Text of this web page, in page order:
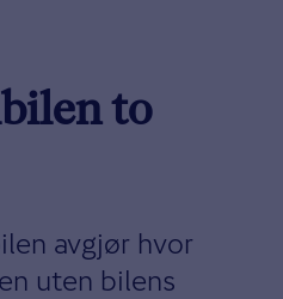
to
avgjør hvor
uten bilens